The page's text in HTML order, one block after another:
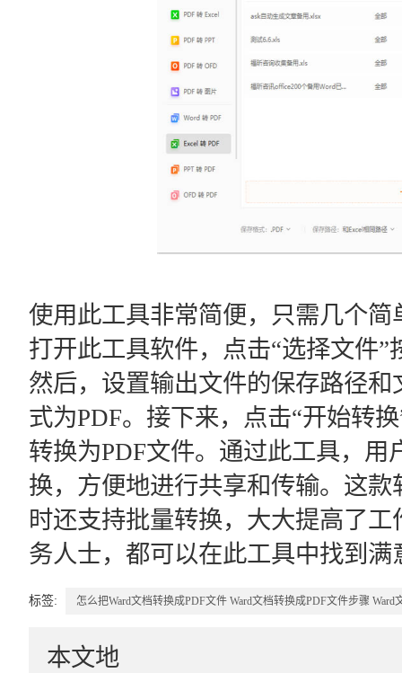
使用此工具非常简便，只需几个
打开此工具软件，点击“选择文件
然后，设置输出文件的保存路径
式为PDF。接下来，点击“开始转
转换为PDF文件。通过此工具，
换，方便地进行共享和传输。这
时还支持批量转换，大大提高了
务人士，都可以在此工具中找到满
标签: 怎么把Ward文档转换成PDF文件 Ward文档转换成PDF文件步骤 Ward
本文地